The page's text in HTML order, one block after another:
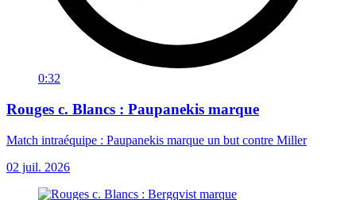
0:32
Rouges c. Blancs : Paupanekis marque
Match intraéquipe : Paupanekis marque un but contre Miller
02 juil. 2026